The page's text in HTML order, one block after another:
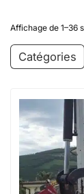
Affichage de 1–36
Catégories